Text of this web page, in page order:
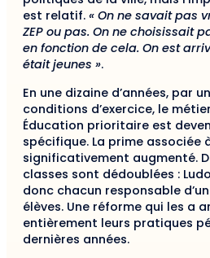
est relatif. « On ne savait pas
ZEP ou pas. On ne choisissait
en fonction de cela. On est
était jeunes ».
En une dizaine d’années, par
conditions d’exercice, le
Éducation prioritaire est
spécifique. La prime associée
significativement augmenté.
classes sont dédoublées :
donc chacun responsable
élèves. Une réforme qui les a
entièrement leurs pratiques
dernières années.